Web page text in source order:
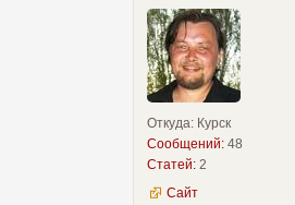
Откуда: Курск
Сообщений: 48
Статей: 2
Сайт